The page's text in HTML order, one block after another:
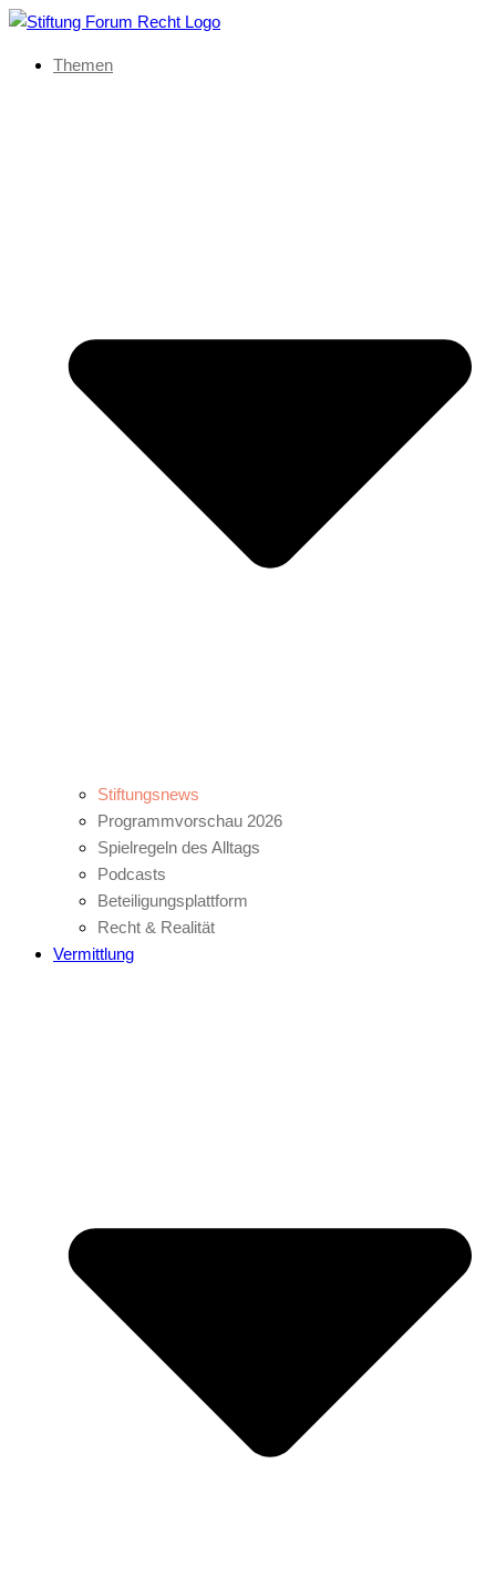
Themen
Stiftungsnews
Programmvorschau 2026
Spielregeln des Alltags
Podcasts
Beteiligungsplattform
Recht & Realität
Vermittlung